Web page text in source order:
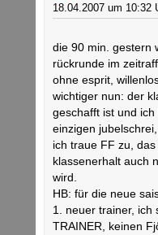
18.04.2007 um 10:32
die 90 min. gestern
rückrunde im
ohne esprit,
wichtiger nun: der
geschafft ist und
einzigen
ich traue FF zu,
klassenerhalt auch
wird.
HB: für die neue
1. neuer trainer, ich
TRAINER, keinen